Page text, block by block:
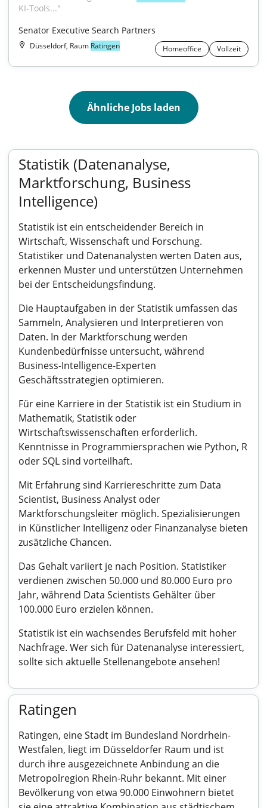
KI-Tools..."
Senator Executive Search Partners
Düsseldorf, Raum Ratingen Homeoffice Vollzeit
Ähnliche Jobs laden
Statistik (Datenanalyse,
Marktforschung, Business
Intelligence)
Statistik ist ein entscheidender Bereich in
Wirtschaft, Wissenschaft und Forschung.
Statistiker und Datenanalysten werten Daten aus,
erkennen Muster und unterstützen Unternehmen
bei der Entscheidungsfindung.
Die Hauptaufgaben in der Statistik umfassen das
Sammeln, Analysieren und Interpretieren von
Daten. In der Marktforschung werden
Kundenbedürfnisse untersucht, während
Business-Intelligence-Experten
Geschäftsstrategien optimieren.
Für eine Karriere in der Statistik ist ein Studium in
Mathematik, Statistik oder
Wirtschaftswissenschaften erforderlich.
Kenntnisse in Programmiersprachen wie Python, R
oder SQL sind vorteilhaft.
Mit Erfahrung sind Karriereschritte zum Data
Scientist, Business Analyst oder
Marktforschungsleiter möglich. Spezialisierungen
in Künstlicher Intelligenz oder Finanzanalyse bieten
zusätzliche Chancen.
Das Gehalt variiert je nach Position. Statistiker
verdienen zwischen 50.000 und 80.000 Euro pro
Jahr, während Data Scientists Gehälter über
100.000 Euro erzielen können.
Statistik ist ein wachsendes Berufsfeld mit hoher
Nachfrage. Wer sich für Datenanalyse interessiert,
sollte sich aktuelle Stellenangebote ansehen!
Ratingen
Ratingen, eine Stadt im Bundesland Nordrhein-
Westfalen, liegt im Düsseldorfer Raum und ist
durch ihre ausgezeichnete Anbindung an die
Metropolregion Rhein-Ruhr bekannt. Mit einer
Bevölkerung von etwa 90.000 Einwohnern bietet